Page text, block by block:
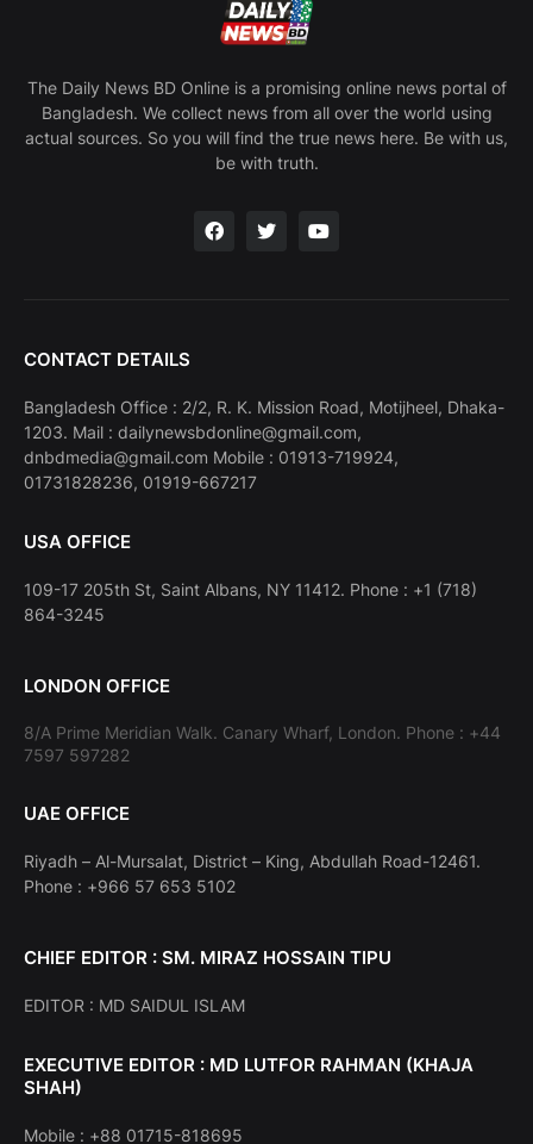
The Daily News BD Online is a promising online news portal of
Bangladesh. We collect news from all over the world using
actual sources. So you will find the true news here. Be with us,
be with truth.
CONTACT DETAILS
Bangladesh Office : 2/2, R. K. Mission Road, Motijheel, Dhaka-
1203. Mail : dailynewsbdonline@gmail.com,
dnbdmedia@gmail.com Mobile : 01913-719924,
01731828236, 01919-667217
USA OFFICE
109-17 205th St, Saint Albans, NY 11412. Phone : +1 (718)
864-3245
LONDON OFFICE
8/A Prime Meridian Walk. Canary Wharf, London. Phone : +44
7597 597282
UAE OFFICE
Riyadh – Al-Mursalat, District – King, Abdullah Road-12461.
Phone : +966 57 653 5102
CHIEF EDITOR : SM. MIRAZ HOSSAIN TIPU
EDITOR : MD SAIDUL ISLAM
EXECUTIVE EDITOR : MD LUTFOR RAHMAN (KHAJA
SHAH)
Mobile : +88 01715-818695